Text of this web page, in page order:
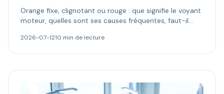
Orange fixe, clignotant ou rouge : que signifie le voyant
moteur, quelles sont ses causes fréquentes, faut-il
2026-07-1210 min de lecture